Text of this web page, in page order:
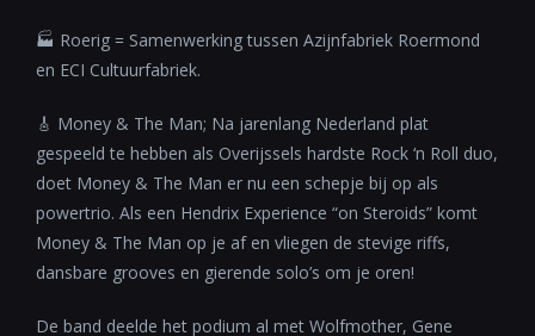
🏭 Roerig = Samenwerking tussen Azijnfabriek Roermond
en ECI Cultuurfabriek.
🎸 Money & The Man; Na jarenlang Nederland plat
gespeeld te hebben als Overijssels hardste Rock ‘n Roll duo,
doet Money & The Man er nu een schepje bij op als
powertrio. Als een Hendrix Experience “on Steroids” komt
Money & The Man op je af en vliegen de stevige riffs,
dansbare grooves en gierende solo’s om je oren!
De band deelde het podium al met Wolfmother, Gene